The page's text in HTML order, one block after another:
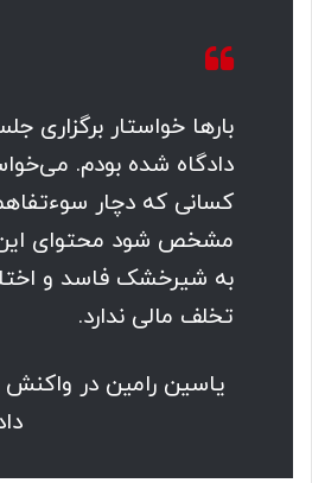
بارها خواستار برگزاری
دادگاه شده بودم.
کسانی که دچار
مشخص شود محتوای این
به شیرخشک فاسد و
تخلف مالی ندارد.
یاسین رامین در واکنش